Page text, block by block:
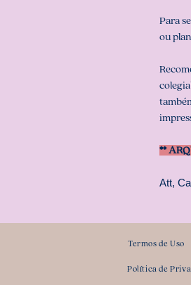
Para
ou
**
Att,
Termos de Uso
Política de